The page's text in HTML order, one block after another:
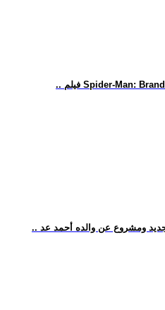
ومشروع عن والده أحمد عد